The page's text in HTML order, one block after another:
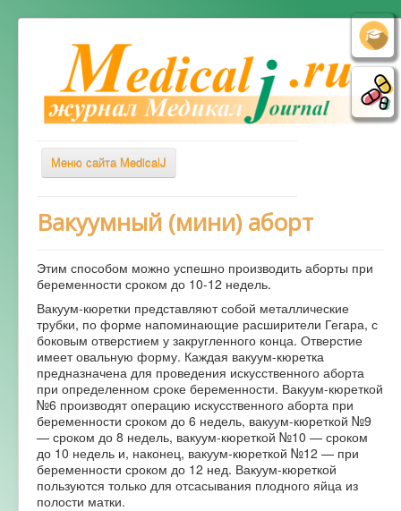
Меню сайта MedicalJ
Симптомы
Заболевания
Лечение
Советы врача
Альтернативная медицина
Форум
Вакуумный (мини) аборт
Этим способом можно успешно производить аборты при
беременности сроком до 10-12 недель.
Вакуум-кюретки представляют собой металлические
трубки, по форме напоминающие расширители Гегара, с
боковым отверстием у закругленного конца. Отверстие
имеет овальную форму. Каждая вакуум-кюретка
предназначена для проведения искусственного аборта
при определенном сроке беременности. Вакуум-кюреткой
№6 производят операцию искусственного аборта при
беременности сроком до 6 недель, вакуум-кюреткой №9
— сроком до 8 недель, вакуум-кюреткой №10 — сроком
до 10 недель и, наконец, вакуум-кюреткой №12 — при
беременности сроком до 12 нед. Вакуум-кюреткой
пользуются только для отсасывания плодного яйца из
полости матки.